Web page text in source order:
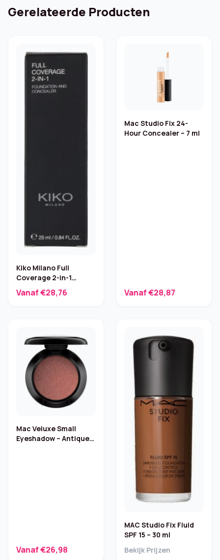
Gerelateerde Producten
Kiko Milano Full
Coverage 2-in-1
Foundation-
Concealer
Vanaf €28,76
Mac Studio Fix 24-
Hour Concealer – 7 ml
Vanaf €28,87
Mac Veluxe Small
Eyeshadow – Antiqued,
Vanaf €26,98
MAC Studio Fix Fluid
SPF 15 – 30 ml
Bekijk Prijzen